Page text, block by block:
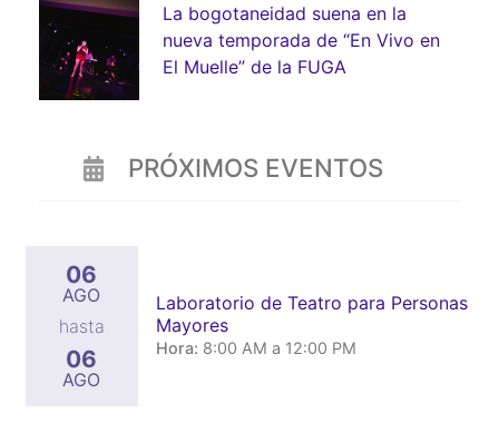
La bogotaneidad suena en la
nueva temporada de “En Vivo en
El Muelle” de la FUGA
PRÓXIMOS EVENTOS
06
AGO
hasta
06
AGO
Laboratorio de Teatro para Personas
Mayores
Hora: 8:00 AM a 12:00 PM